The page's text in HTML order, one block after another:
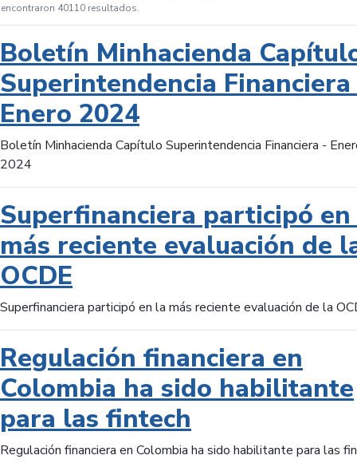
encontraron 40110 resultados.
Boletín Minhacienda
Superintendencia
Enero 2024
Boletín Minhacienda Capítulo Superintendencia Financiera -
2024
Superfinanciera participó
más reciente evaluación de
OCDE
Superfinanciera participó en la más reciente evaluación de la
Regulación financiera en
Colombia ha sido habilitante
para las fintech
Regulación financiera en Colombia ha sido habilitante para las